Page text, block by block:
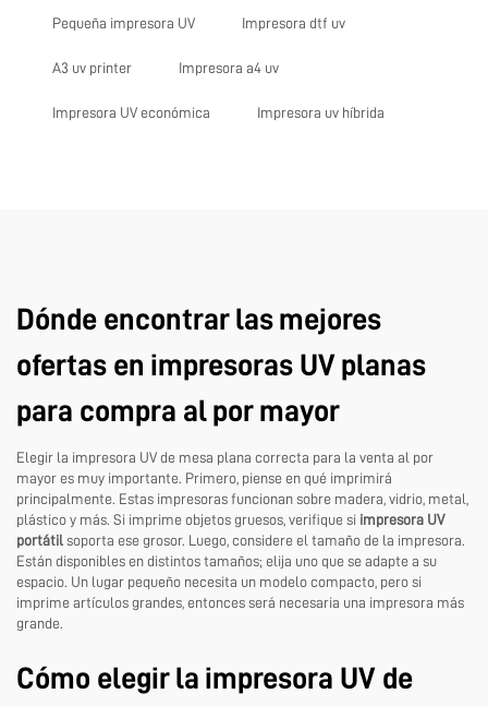
Pequeña impresora UV Impresora dtf uv
A3 uv printer Impresora a4 uv
Impresora UV económica Impresora uv híbrida
Dónde encontrar las mejores
ofertas en impresoras UV planas
para compra al por mayor
Elegir la impresora UV de mesa plana correcta para la venta al por
mayor es muy importante. Primero, piense en qué imprimirá
principalmente. Estas impresoras funcionan sobre madera, vidrio, metal,
plástico y más. Si imprime objetos gruesos, verifique si impresora UV
portátil soporta ese grosor. Luego, considere el tamaño de la impresora.
Están disponibles en distintos tamaños; elija uno que se adapte a su
espacio. Un lugar pequeño necesita un modelo compacto, pero si
imprime artículos grandes, entonces será necesaria una impresora más
grande.
Cómo elegir la impresora UV de